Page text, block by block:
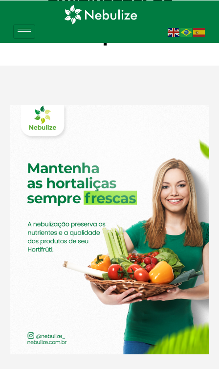
Verduras para Hortifrúti
em Campinas – SP